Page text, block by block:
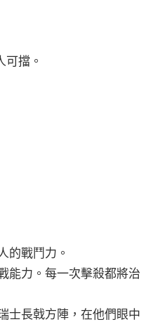
擋。
的戰鬥力。
能力。每一次擊殺都將治
士長戟方陣，在他們眼中